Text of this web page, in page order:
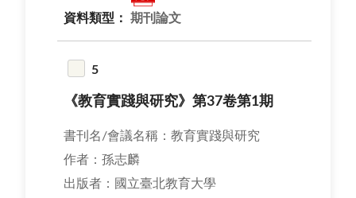
資料類型： 期刊論文
5
《教育實踐與研究》第37卷第1期
書刊名/會議名稱：教育實踐與研究
作者：孫志麟
出版者：國立臺北教育大學